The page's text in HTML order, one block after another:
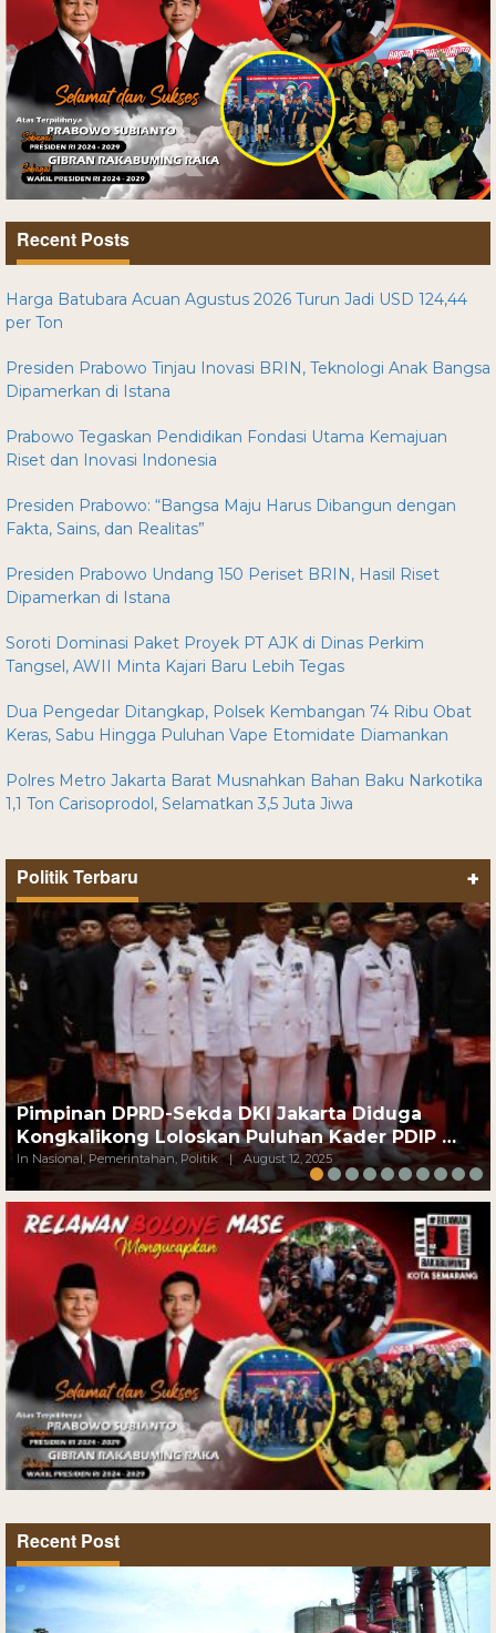
Recent Posts
Harga Batubara Acuan Agustus 2026 Turun Jadi USD 124,44
per Ton
Presiden Prabowo Tinjau Inovasi BRIN, Teknologi Anak Bangsa
Dipamerkan di Istana
Prabowo Tegaskan Pendidikan Fondasi Utama Kemajuan
Riset dan Inovasi Indonesia
Presiden Prabowo: “Bangsa Maju Harus Dibangun dengan
Fakta, Sains, dan Realitas”
Presiden Prabowo Undang 150 Periset BRIN, Hasil Riset
Dipamerkan di Istana
Soroti Dominasi Paket Proyek PT AJK di Dinas Perkim
Tangsel, AWII Minta Kajari Baru Lebih Tegas
Dua Pengedar Ditangkap, Polsek Kembangan 74 Ribu Obat
Keras, Sabu Hingga Puluhan Vape Etomidate Diamankan
Polres Metro Jakarta Barat Musnahkan Bahan Baku Narkotika
1,1 Ton Carisoprodol, Selamatkan 3,5 Juta Jiwa
Politik Terbaru +
Pimpinan DPRD-Sekda DKI Jakarta Diduga
Kongkalikong Loloskan Puluhan Kader PDIP …
In Nasional, Pemerintahan, Politik | August 12, 2025
Recent Post